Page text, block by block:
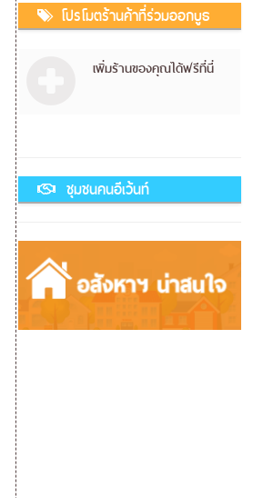
โปรโมตร้านค้าที่ร่วมออกบูธ
เพิ่มร้านของคุณได้ฟรีที่นี่
ชุมชนคนอีเว้นท์